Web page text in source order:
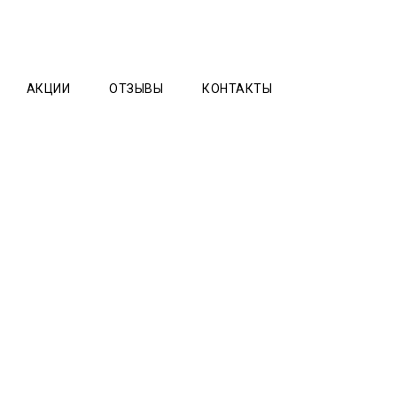
АКЦИИ ОТЗЫВЫ КОНТАКТЫ